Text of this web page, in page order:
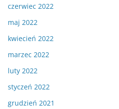
czerwiec 2022
maj 2022
kwiecień 2022
marzec 2022
luty 2022
styczeń 2022
grudzień 2021